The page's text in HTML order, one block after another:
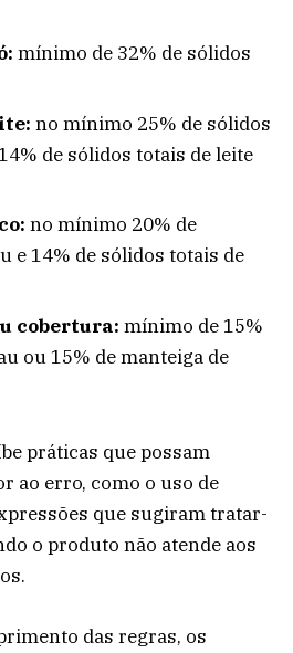
mínimo de 32% de sólidos
no mínimo 25% de sólidos
de sólidos totais de leite
no mínimo 20% de
e 14% de sólidos totais de
cobertura: mínimo de 15%
ou 15% de manteiga de
práticas que possam
ao erro, como o uso de
que sugiram tratar-
o produto não atende aos
das regras, os